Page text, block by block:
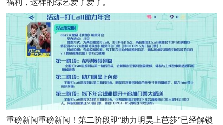
福利，这样的综艺爱了爱了。
重磅新闻重磅新闻！第二阶段即“助力明昊上芭莎”已经解锁